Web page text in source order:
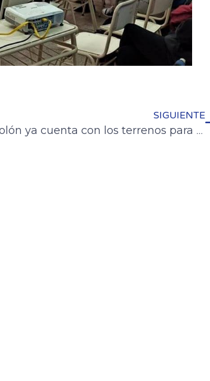
SIGUIENTE
Colón ya cuenta con los terrenos para el traslado de las lagunas de tratamiento